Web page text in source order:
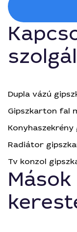
Dupla vázú
Gipszkarton fal
Radiátor
Tv konzol